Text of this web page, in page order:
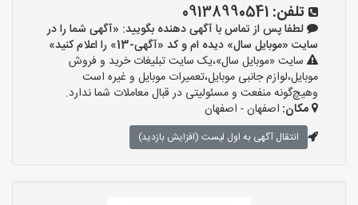
تلفن: 09138990541
لطفا پس از تماس با آگهی دهنده بگویید: «آگهی شما را در
سایت «موبایل سال» دیده ام و کد «آگهی-13» را اعلام کنید»
سایت «موبایل سال»،یک سایت تبلیغات خرید و فروش
موبایل،لوازم جانبی موبایل،تعمیرات موبایل و غیره است
وهیچ‌گونه منفعت و مسئولیتی در قبال معاملات شما ندارد.
مکان: اصفهان - اصفهان
انتقال آگهی به اول لیست (افزایش بازدید)